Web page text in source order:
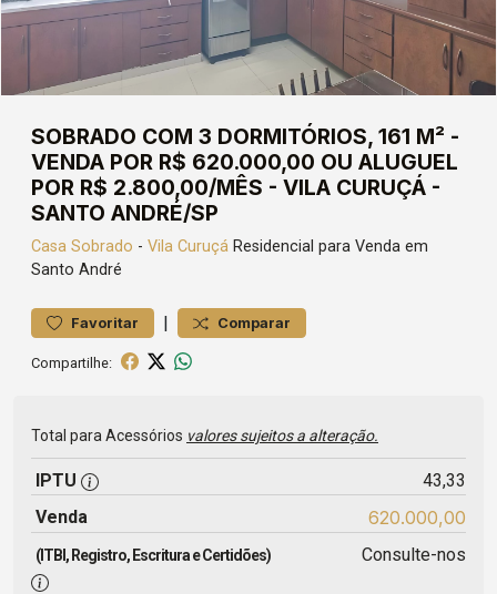
SOBRADO COM 3 DORMITÓRIOS, 161 M² -
VENDA POR R$ 620.000,00 OU ALUGUEL
POR R$ 2.800,00/MÊS - VILA CURUÇÁ -
SANTO ANDRÉ/SP
Casa Sobrado - Vila Curuçá Residencial para Venda em
Santo André
Favoritar | Comparar
Compartilhe:
Total para Acessórios valores sujeitos a alteração.
IPTU
43,33
Venda
620.000,00
(ITBI, Registro, Escritura e Certidões) Consulte-nos